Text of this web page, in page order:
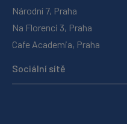
Národní 7, Praha
Na Florenci 3, Praha
Cafe Academia, Praha
Sociální sítě